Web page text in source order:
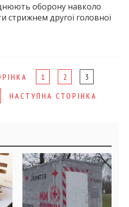
оборону навколо
стрижнем другої головної
1 2
3
НАСТУПНА СТОРІНКА